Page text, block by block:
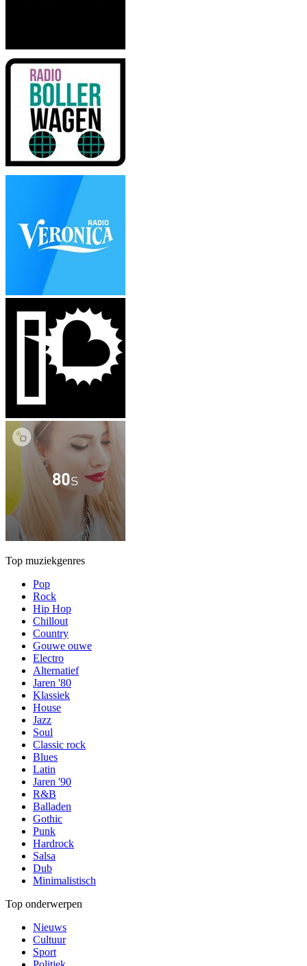
Top muziekgenres
Pop
Rock
Hip Hop
Chillout
Country
Gouwe ouwe
Electro
Alternatief
Jaren '80
Klassiek
House
Jazz
Soul
Classic rock
Blues
Latin
Jaren '90
R&B
Balladen
Gothic
Punk
Hardrock
Salsa
Dub
Minimalistisch
Top onderwerpen
Nieuws
Cultuur
Sport